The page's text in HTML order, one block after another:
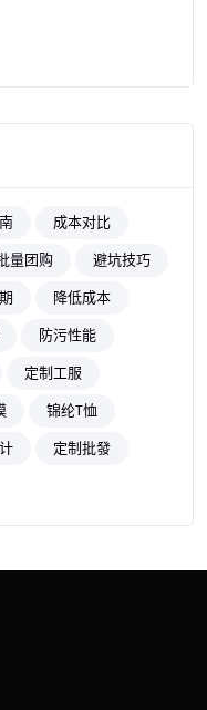
成本对比
量团购
避坑技巧
降低成本
防污性能
定制工服
锦纶T恤
定制批發